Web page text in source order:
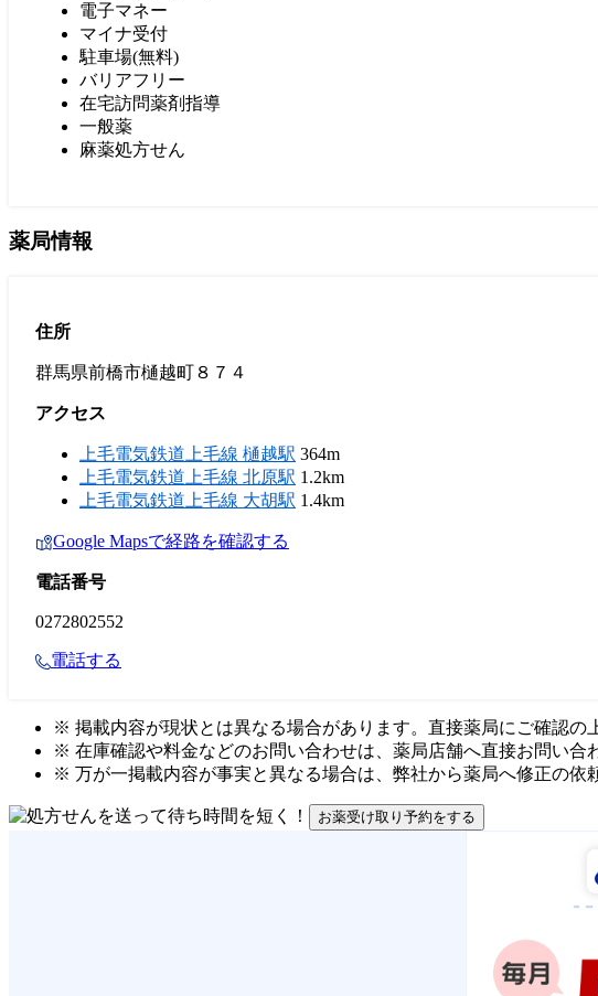
電子マネー
マイナ受付
駐車場(無料)
バリアフリー
在宅訪問薬剤指導
一般薬
麻薬処方せん
薬局情報
住所
群馬県前橋市樋越町８７４
アクセス
上毛電気鉄道上毛線 樋越駅 364m
上毛電気鉄道上毛線 北原駅 1.2km
上毛電気鉄道上毛線 大胡駅 1.4km
Google Mapsで経路を確認する
電話番号
0272802552
電話する
※ 掲載内容が現状とは異なる場合があります。直接薬局にご確認の
※ 在庫確認や料金などのお問い合わせは、薬局店舗へ直接お問い合
※ 万が一掲載内容が事実と異なる場合は、弊社から薬局へ修正の
お薬受け取り予約をする